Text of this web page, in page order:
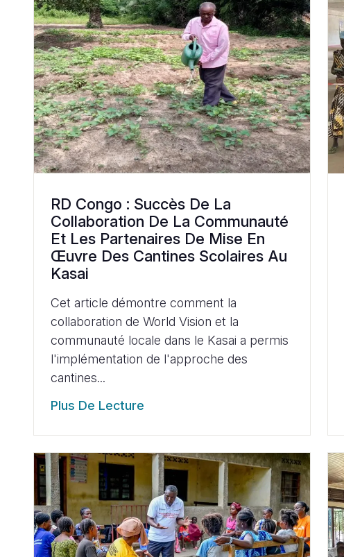
RD Congo : Succès De La
Collaboration De La Communauté
Et Les Partenaires De Mise En
Œuvre Des Cantines Scolaires Au
Kasai
Cet article démontre comment la
collaboration de World Vision et la
communauté locale dans le Kasai a permis
l'implémentation de l'approche des
cantines...
Plus De Lecture